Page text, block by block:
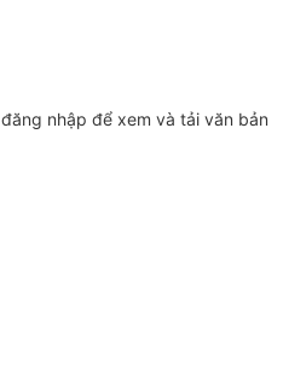
đăng nhập để xem và tải văn bản